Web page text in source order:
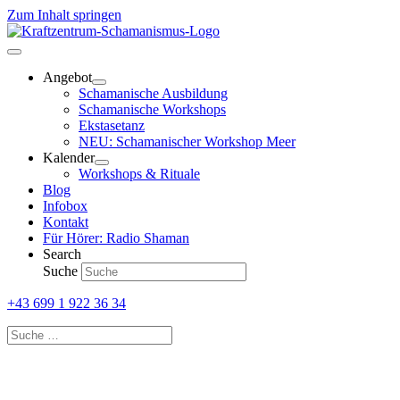
Zum Inhalt springen
Angebot
Schamanische Ausbildung
Schamanische Workshops
Ekstasetanz
NEU: Schamanischer Workshop Meer
Kalender
Workshops & Rituale
Blog
Infobox
Kontakt
Für Hörer: Radio Shaman
Search
Suche
+43 699 1 922 36 34